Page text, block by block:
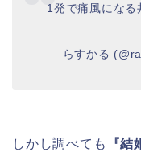
1発で痛風になる
— らすかる
しかし調べても 『結